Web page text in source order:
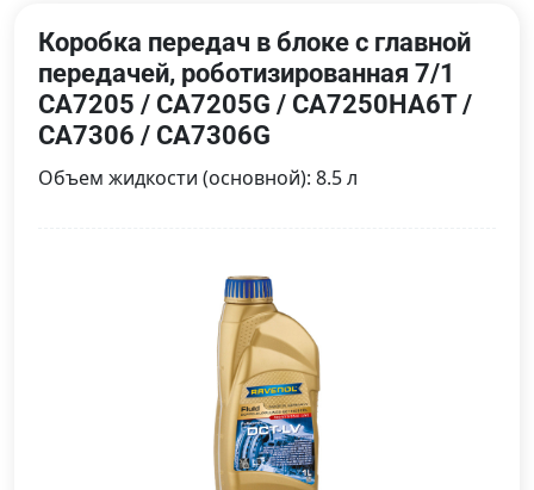
Коробка передач в блоке с главной
передачей, роботизированная 7/1
CA7205 / CA7205G / CA7250HA6T /
CA7306 / CA7306G
Объем жидкости (основной): 8.5 л